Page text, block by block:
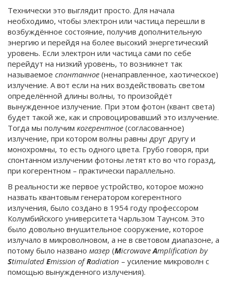
Технически это выглядит просто. Для начала
необходимо, чтобы электрон или частица перешли в
возбуждённое состояние, получив дополнительную
энергию и перейдя на более высокий энергетический
уровень. Если электрон или частица сами по себе
перейдут на низкий уровень, то возникнет так
называемое спонтанное (ненаправленное, хаотическое)
излучение. А вот если на них воздействовать светом
определённой длины волны, то произойдёт
вынужденное излучение. При этом фотон (квант света)
будет такой же, как и спровоцировавший это излучение.
Тогда мы получим когерентное (согласованное)
излучение, при котором волны равны друг другу и
монохромны, то есть одного цвета. Грубо говоря, при
спонтанном излучении фотоны летят кто во что горазд,
при когерентном – практически параллельно.
В реальности же первое устройство, которое можно
назвать квантовым генератором когерент­ного
излучения, было создано в 1954 году профессором
Колумбийского университета Чарльзом Таунсом. Это
было довольно внушительное сооружение, которое
излучало в микроволновом, а не в световом диапазоне, а
потому было названо мазер (MicrowaveAmplification by
Stimulated Emission ofRadiation – усиление микроволн с
помощью вынужденного излуче­ния).